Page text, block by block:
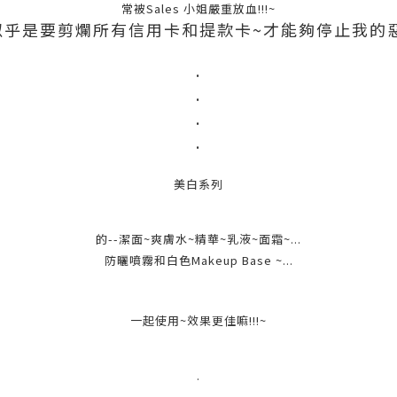
常被Sales 小姐嚴重放血!!!~
是要剪爛所有信用卡和提款卡~才能夠停止我
.
.
.
.
美白系列
的--潔面~爽膚水~精華~乳液~面霜~...
防曬噴霧和白色Makeup Base ~...
一起使用~效果更佳嘛!!!~
.